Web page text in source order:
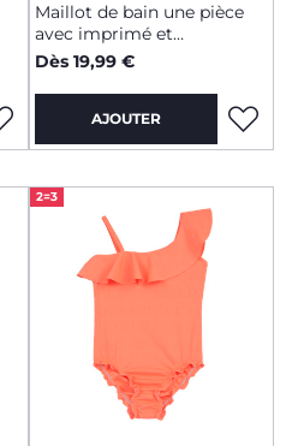
Maillot de bain une pièce
avec imprimé et
empiècement
Dès 19,99 €
AJOUTER
2=3